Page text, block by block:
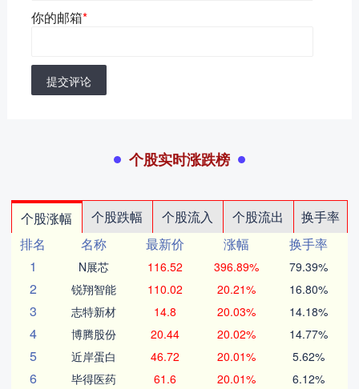
你的邮箱*
提交评论
个股实时涨跌榜
个股涨幅 个股跌幅 个股流入 个股流出
换手率
排名
名称 最新价 涨幅
换手率
1
N展芯 116.52 396.89% 79.39%
2 锐翔智能 110.02 20.21% 16.80%
3 志特新材 14.8 20.03% 14.18%
4 博腾股份 20.44 20.02% 14.77%
5 近岸蛋白 46.72 20.01% 5.62%
6 毕得医药 61.6 20.01% 6.12%